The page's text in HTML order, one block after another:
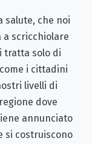
salute, che noi
a scricchiolare
tratta solo di
i cittadini
livelli di
dove
annunciato
si costruiscono